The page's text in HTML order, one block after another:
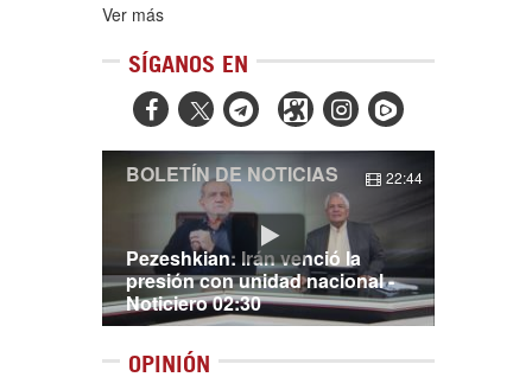
Ver más
SÍGANOS EN
  
Pezeshkian: Irán venció la
presión con unidad nacional -
Noticiero 02:30
BOLETÍN DE NOTICIAS 22:44
OPINIÓN